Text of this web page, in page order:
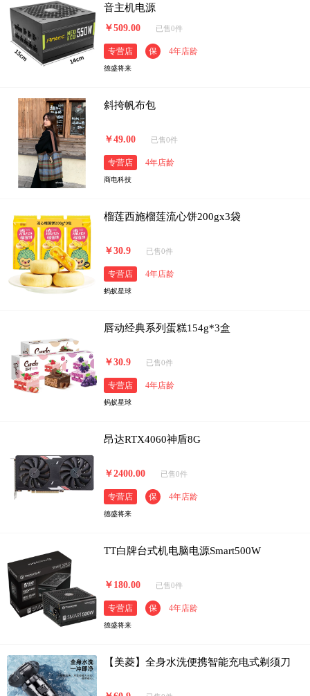
音主机电源
￥509.00 已售0件
专营店 保 4年店龄
德盛将来
斜挎帆布包
￥49.00 已售0件
专营店 4年店龄
商电科技
榴莲西施榴莲流心饼200gx3袋
￥30.9 已售0件
专营店 4年店龄
蚂蚁星球
唇动经典系列蛋糕154g*3盒
￥30.9 已售0件
专营店 4年店龄
蚂蚁星球
昂达RTX4060神盾8G
￥2400.00 已售0件
专营店 保 4年店龄
德盛将来
TT白牌台式机电脑电源Smart500W
￥180.00 已售0件
专营店 保 4年店龄
德盛将来
【美菱】全身水洗便携智能充电式剃须刀